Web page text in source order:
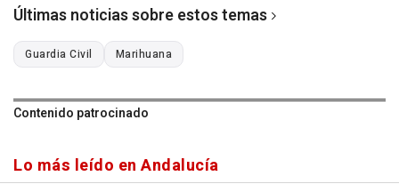
Últimas noticias sobre estos temas
Guardia Civil Marihuana
Contenido patrocinado
Lo más leído en Andalucía